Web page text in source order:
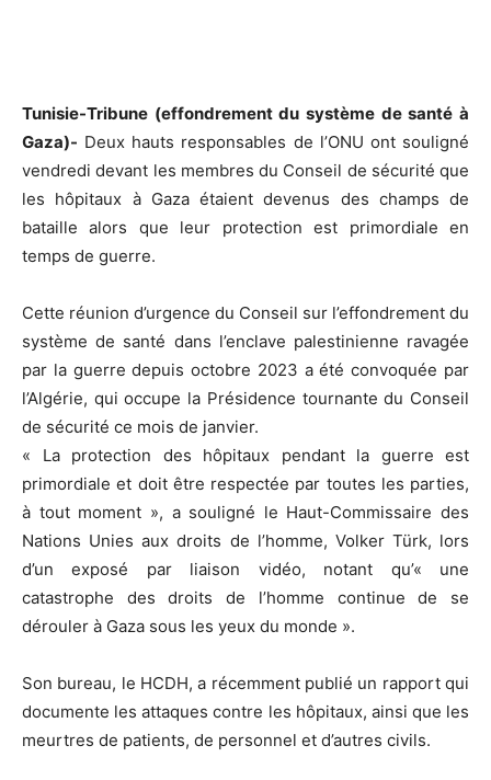
Tunisie-Tribune (effondrement du système de santé à
Gaza)- Deux hauts responsables de l’ONU ont souligné
vendredi devant les membres du Conseil de sécurité que
les hôpitaux à Gaza étaient devenus des champs de
bataille alors que leur protection est primordiale en
temps de guerre.
Cette réunion d’urgence du Conseil sur l’effondrement du
système de santé dans l’enclave palestinienne ravagée
par la guerre depuis octobre 2023 a été convoquée par
l’Algérie, qui occupe la Présidence tournante du Conseil
de sécurité ce mois de janvier.
« La protection des hôpitaux pendant la guerre est
primordiale et doit être respectée par toutes les parties,
à tout moment », a souligné le Haut-Commissaire des
Nations Unies aux droits de l’homme, Volker Türk, lors
d’un exposé par liaison vidéo, notant qu’« une
catastrophe des droits de l’homme continue de se
dérouler à Gaza sous les yeux du monde ».
Son bureau, le HCDH, a récemment publié un rapport qui
documente les attaques contre les hôpitaux, ainsi que les
meurtres de patients, de personnel et d’autres civils.